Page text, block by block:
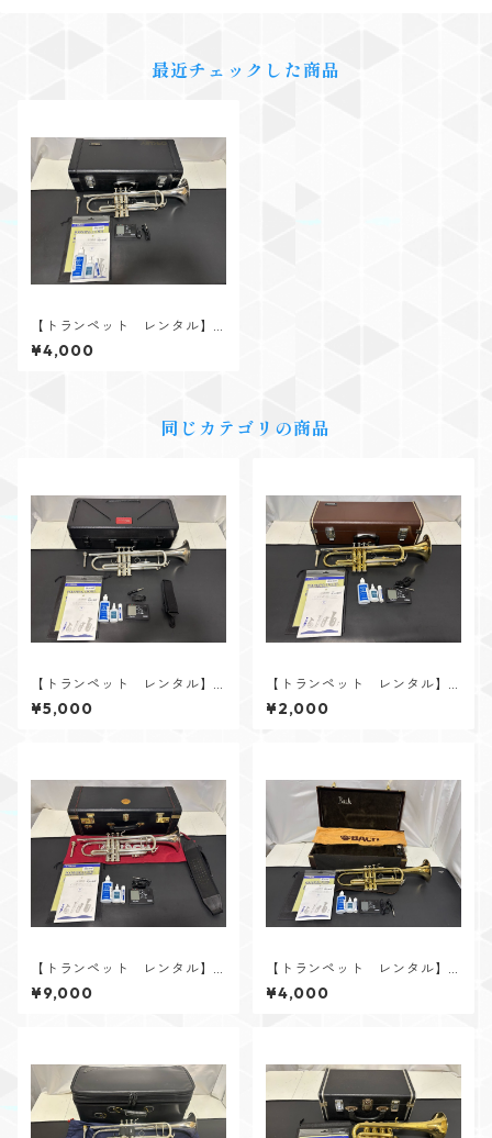
最近チェックした商品
【トランペット レンタル】Y
AMAHA（ヤマハ） YTR-332
5S
¥4,000
同じカテゴリの商品
【トランペット レンタル】V.
Bach（バック） TR600 SP
¥5,000
【トランペット レンタル】Y
AMAHA（ヤマハ） YTR-232
0E
¥2,000
【トランペット レンタル】V.
Bach（バック） 180ML37 S
P
¥9,000
【トランペット レンタル】V.
Bach（バック） TR300 GL
¥4,000